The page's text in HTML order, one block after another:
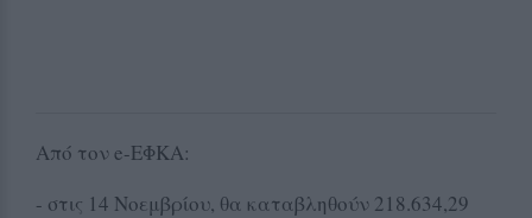
Από τον e-ΕΦΚΑ:
- στις 14 Νοεμβρίου, θα καταβληθούν 218.634,29